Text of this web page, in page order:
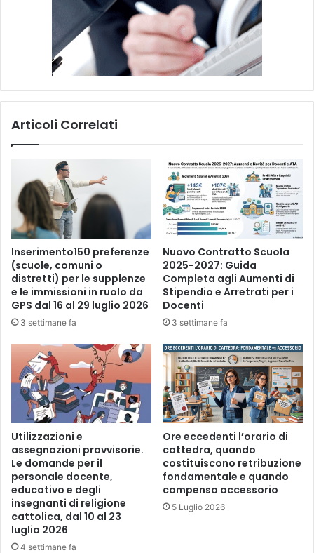
e
o
d
e
m
b
r
e
d
e
r
i
s
t
a
"
S
p
a
z
Articoli Correlati
Inserimento150 preferenze
(scuole, comuni o
distretti) per le supplenze
e le immissioni in ruolo da
GPS dal 16 al 29 luglio 2026
3 settimane fa
Nuovo Contratto Scuola
2025-2027: Guida
Completa agli Aumenti di
Stipendio e Arretrati per i
Docenti
3 settimane fa
Utilizzazioni e
assegnazioni provvisorie.
Le domande per il
personale docente,
educativo e degli
insegnanti di religione
cattolica, dal 10 al 23
luglio 2026
4 settimane fa
Ore eccedenti l’orario di
cattedra, quando
costituiscono retribuzione
fondamentale e quando
compenso accessorio
5 Luglio 2026